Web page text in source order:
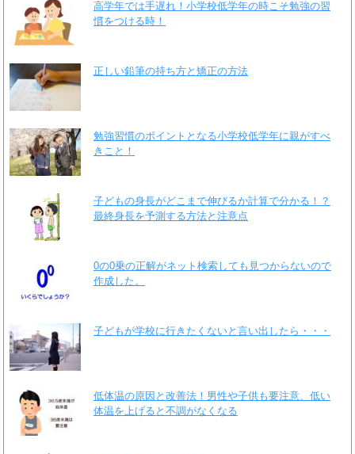
高学年では手遅れ！小学校低学年の時こそ勉強の習
慣をつける時！
正しい鉛筆の持ち方と矯正の方法
勉強習慣のポイントとなる小学校低学年に親がすべ
きこと！
子どもの身長がどこまで伸びるか計算で分かる！？
最終身長を予測する方法と注意点
0の0乗の正解がネット検索しても見つからないので
作成した。
子どもが学校に行きたくないと言い出したら・・・
低体温の原因と改善法！男性や子供も要注意、低い
体温を上げると不調がなくなる